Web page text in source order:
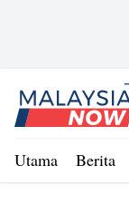
Home
Utama Berita